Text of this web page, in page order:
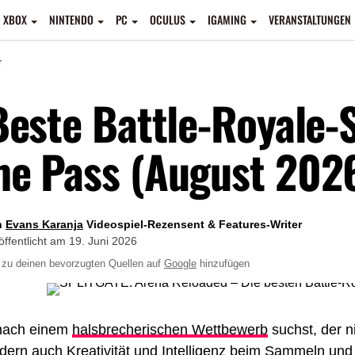
XBOX NINTENDO PC OCULUS IGAMING VERANSTALTUNGEN
Battle-Royale-
Pass (August
am 19. Juni 2026
Evans Karanja Videospiel-Rezensent & Features-Writer
deinen bevorzugten Quellen auf Google hinzufügen
einem halsbrecherischen Wettbewerb suchst, der
auch Kreativität und Intelligenz beim Sammeln